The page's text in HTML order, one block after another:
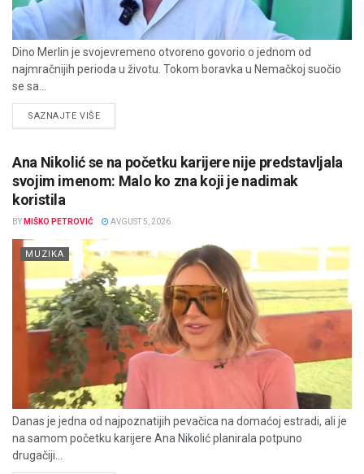
Dino Merlin je svojevremeno otvoreno govorio o jednom od
najmračnijih perioda u životu. Tokom boravka u Nemačkoj suočio
se sa...
SAZNAJTE VIŠEDETAILS
Ana Nikolić se na početku karijere nije predstavljala
svojim imenom: Malo ko zna koji je nadimak
koristila
BY MIŠKO PETROVIĆ AVGUST 5, 2026
MUZIKA
Danas je jedna od najpoznatijih pevačica na domaćoj estradi, ali je
na samom početku karijere Ana Nikolić planirala potpuno
drugačiji...